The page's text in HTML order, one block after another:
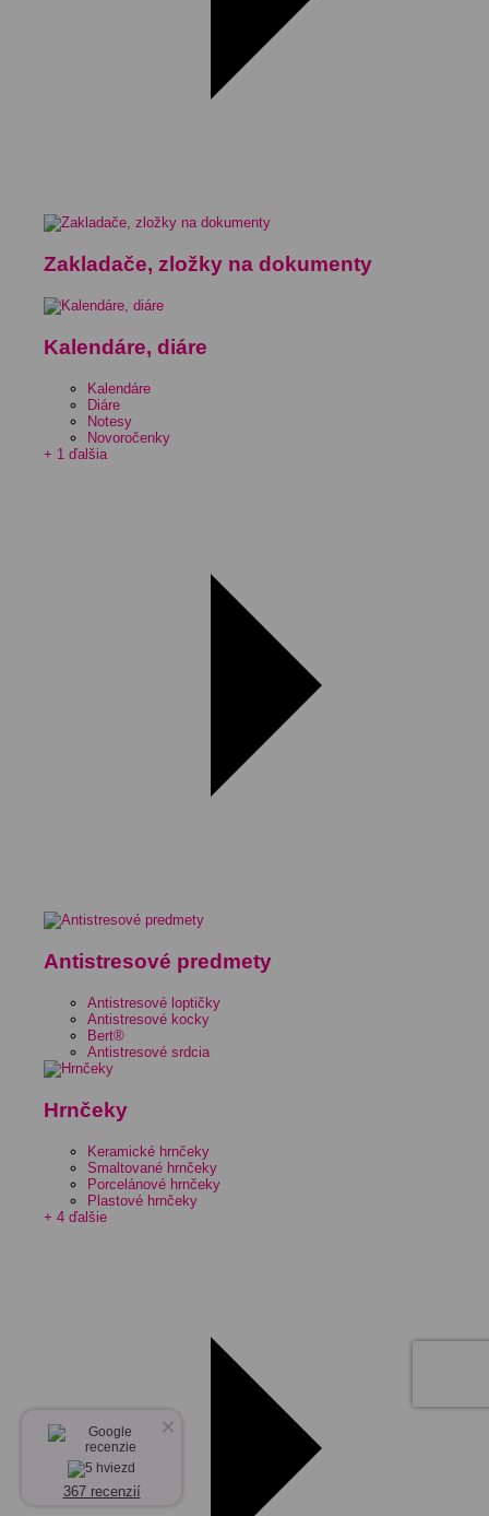
Zakladače, zložky na dokumenty
Kalendáre, diáre
Kalendáre
Diáre
Notesy
Novoročenky
+ 1 ďalšia
Antistresové predmety
Antistresové loptičky
Antistresové kocky
Bert®
Antistresové srdcia
Hrnčeky
Keramické hrnčeky
Smaltované hrnčeky
Porcelánové hrnčeky
Plastové hrnčeky
+ 4 ďalšie
×
367 recenzií